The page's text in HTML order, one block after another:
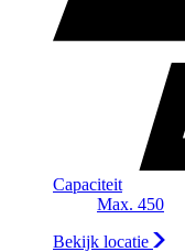
Capaciteit
Max. 450
Bekijk locatie